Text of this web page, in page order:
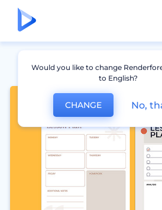
Would you like to change
to English?
CHANGE No,